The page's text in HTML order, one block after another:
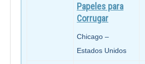
Papeles para
Corrugar
Chicago –
Estados Unidos